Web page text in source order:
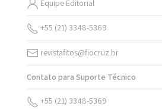
Equipe Editorial
+55 (21) 3348-5369
revistafitos@fiocruz.br
Contato para Suporte Técnico
+55 (21) 3348-5369